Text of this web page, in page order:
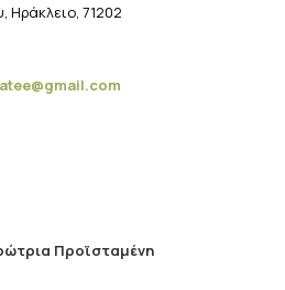
71202
Προϊσταμένη